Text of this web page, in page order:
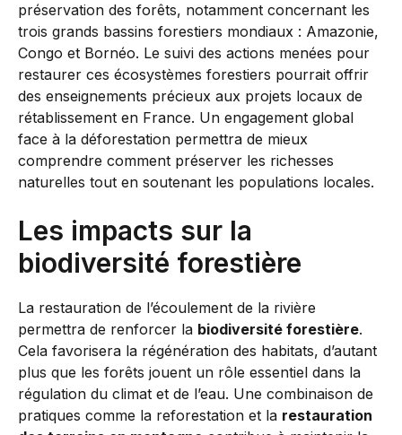
préservation des forêts, notamment concernant les
trois grands bassins forestiers mondiaux : Amazonie,
Congo et Bornéo. Le suivi des actions menées pour
restaurer ces écosystèmes forestiers pourrait offrir
des enseignements précieux aux projets locaux de
rétablissement en France. Un engagement global
face à la déforestation permettra de mieux
comprendre comment préserver les richesses
naturelles tout en soutenant les populations locales.
Les impacts sur la
biodiversité forestière
La restauration de l’écoulement de la rivière
permettra de renforcer la biodiversité forestière.
Cela favorisera la régénération des habitats, d’autant
plus que les forêts jouent un rôle essentiel dans la
régulation du climat et de l’eau. Une combinaison de
pratiques comme la reforestation et la restauration